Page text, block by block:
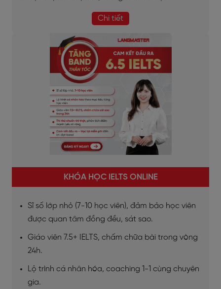
Chi tiết
KHÓA HỌC IELTS ONLINE
Sĩ số lớp nhỏ (7-10 học viên), đảm bảo học viên
được quan tâm đồng đều, sát sao.
Giáo viên 7.5+ IELTS, chấm chữa bài trong vòng
24h.
Lộ trình cá nhân hóa, coaching 1-1 cùng chuyên
gia.